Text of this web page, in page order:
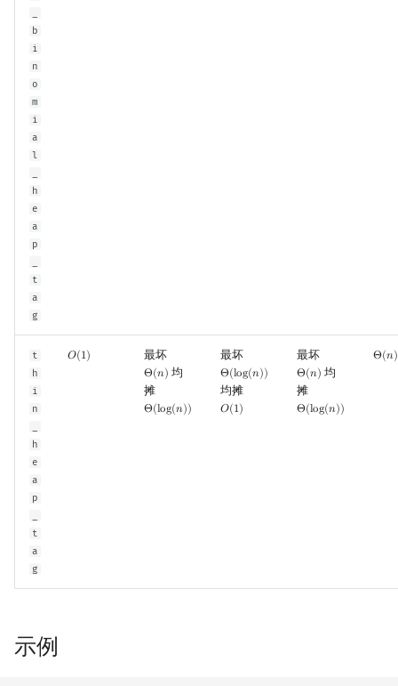
b
i
n
o
m
i
a
l
h
e
a
p
t
a
g
t
h
i
n
h
e
a
p
t
a
g
𝑂(1)
O(1) 最坏
Θ(𝑛)
Θ(n) 均
摊
Θ(log(𝑛))
Θ(log(n))
最坏
Θ(log(𝑛))
Θ(log(n))
均摊
𝑂(1)
O(1)
最坏
Θ(𝑛)
Θ(n) 均
摊
Θ(log(𝑛))
Θ(log(n))
Θ(𝑛)
Θ(n)
示例